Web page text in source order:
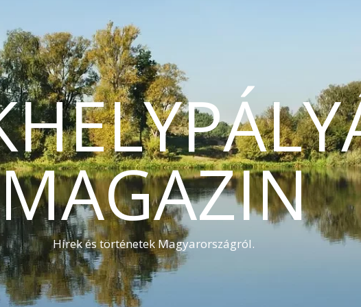
MAGAZIN
Hírek és történetek Magyarországról.